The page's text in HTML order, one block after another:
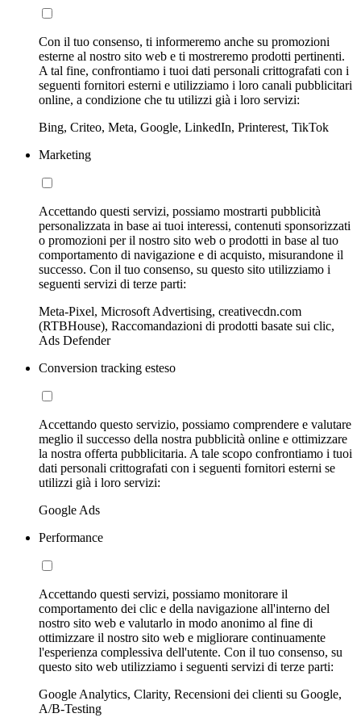
Con il tuo consenso, ti informeremo anche su promozioni
esterne al nostro sito web e ti mostreremo prodotti pertinenti.
A tal fine, confrontiamo i tuoi dati personali crittografati con i
seguenti fornitori esterni e utilizziamo i loro canali pubblicitari
online, a condizione che tu utilizzi già i loro servizi:
Bing, Criteo, Meta, Google, LinkedIn, Printerest, TikTok
Marketing
Accettando questi servizi, possiamo mostrarti pubblicità
personalizzata in base ai tuoi interessi, contenuti sponsorizzati
o promozioni per il nostro sito web o prodotti in base al tuo
comportamento di navigazione e di acquisto, misurandone il
successo. Con il tuo consenso, su questo sito utilizziamo i
seguenti servizi di terze parti:
Meta-Pixel, Microsoft Advertising, creativecdn.com
(RTBHouse), Raccomandazioni di prodotti basate sui clic,
Ads Defender
Conversion tracking esteso
Accettando questo servizio, possiamo comprendere e valutare
meglio il successo della nostra pubblicità online e ottimizzare
la nostra offerta pubblicitaria. A tale scopo confrontiamo i tuoi
dati personali crittografati con i seguenti fornitori esterni se
utilizzi già i loro servizi:
Google Ads
Performance
Accettando questi servizi, possiamo monitorare il
comportamento dei clic e della navigazione all'interno del
nostro sito web e valutarlo in modo anonimo al fine di
ottimizzare il nostro sito web e migliorare continuamente
l'esperienza complessiva dell'utente. Con il tuo consenso, su
questo sito web utilizziamo i seguenti servizi di terze parti:
Google Analytics, Clarity, Recensioni dei clienti su Google,
A/B-Testing